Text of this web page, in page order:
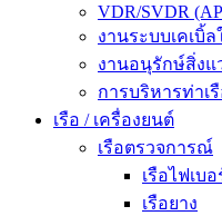
VDR/SVDR
งานระบบเคเบิ้ล
งานอนุรักษ์สิ่งแ
การบริหารท่าเ
เรือ / เครื่องยนต์
เรือตรวจการณ์
เรือไฟเบ
เรือยาง